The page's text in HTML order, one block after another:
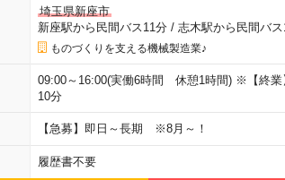
埼玉県新座市
新座駅から民間バス11分/ 志木駅から民間バス
ものづくりを支える機械製造業♪
09:00～16:00(実働6時間 休憩1時間) ※【終
10分
【急募】即日～長期 ※8月～！
履歴書不要